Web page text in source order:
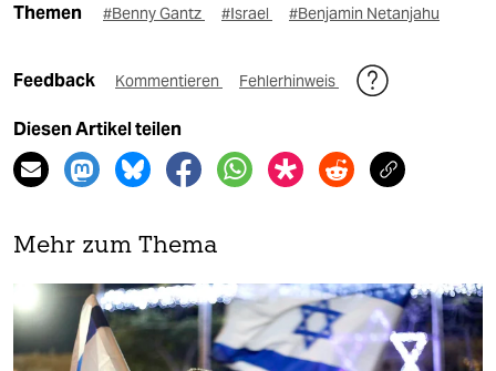
Themen #Benny Gantz #Israel #Benjamin Netanjahu
Feedback Kommentieren Fehlerhinweis
Diesen Artikel teilen
Mehr zum Thema